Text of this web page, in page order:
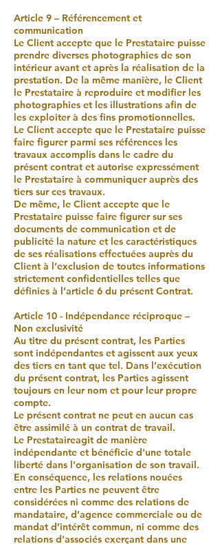
Article 9 – Référencement et
communication
Le Client accepte que le Prestataire puisse
prendre diverses photographies de son
intérieur avant et après la réalisation de la
prestation. De la même manière, le Client
le Prestataire à reproduire et modifier les
photographies et les illustrations afin de
les exploiter à des fins promotionnelles.
Le Client accepte que le Prestataire puisse
faire figurer parmi ses références les
travaux accomplis dans le cadre du
présent contrat et autorise expressément
le Prestataire à communiquer auprès des
tiers sur ces travaux.
De même, le Client accepte que le
Prestataire puisse faire figurer sur ses
documents de communication et de
publicité la nature et les caractéristiques
de ses réalisations effectuées auprès du
Client à l’exclusion de toutes informations
strictement confidentielles telles que
définies à l’article 6 du présent Contrat.
Article 10 - Indépendance réciproque –
Non exclusivité
Au titre du présent contrat, les Parties
sont indépendantes et agissent aux yeux
des tiers en tant que tel. Dans l’exécution
du présent contrat, les Parties agissent
toujours en leur nom et pour leur propre
compte.
Le présent contrat ne peut en aucun cas
être assimilé à un contrat de travail.
Le Prestataireagit de manière
indépendante et bénéficie d'une totale
liberté dans l'organisation de son travail.
En conséquence, les relations nouées
entre les Parties ne peuvent être
considérées ni comme des relations de
mandataire, d’agence commerciale ou de
mandat d’intérêt commun, ni comme des
relations d’associés exerçant dans une